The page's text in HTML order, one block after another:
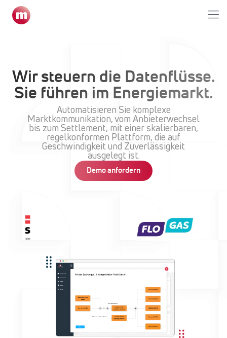
Wir steuern die Datenflüsse.
Sie führen im Energiemarkt.
Automatisieren Sie komplexe
Marktkommunikation, vom Anbieterwechsel
bis zum Settlement, mit einer skalierbaren,
regelkonformen Plattform, die auf
Geschwindigkeit und Zuverlässigkeit
ausgelegt ist.
Demo anfordern